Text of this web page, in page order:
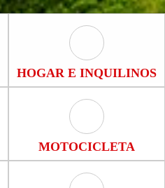
Hogar e
HOGAR E INQUILINOS
Motocicleta
MOTOCICLETA